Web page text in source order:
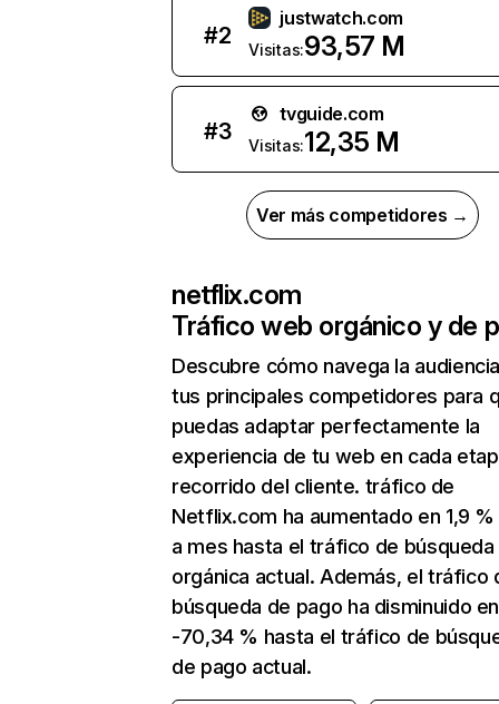
#2
justwatch.com
Visitas:93,57 M
#3
tvguide.com
Visitas:12,35 M
Ver más competidores →
netflix.com
Tráfico web orgánico y de
Descubre cómo navega la
tus principales competidores para
puedas adaptar perfectamente la
experiencia de tu web en cada
recorrido del cliente. tráfico de
Netflix.com ha aumentado en 1,9
a mes hasta el tráfico de búsqueda
orgánica actual. Además, el tráfico
búsqueda de pago ha disminuido en
-70,34 % hasta el tráfico de
de pago actual.